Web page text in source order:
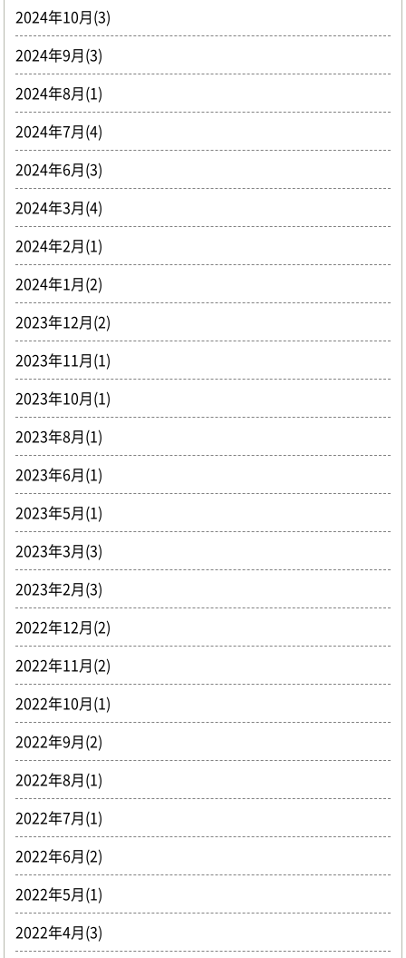
2024年10月(3)
2024年9月(3)
2024年8月(1)
2024年7月(4)
2024年6月(3)
2024年3月(4)
2024年2月(1)
2024年1月(2)
2023年12月(2)
2023年11月(1)
2023年10月(1)
2023年8月(1)
2023年6月(1)
2023年5月(1)
2023年3月(3)
2023年2月(3)
2022年12月(2)
2022年11月(2)
2022年10月(1)
2022年9月(2)
2022年8月(1)
2022年7月(1)
2022年6月(2)
2022年5月(1)
2022年4月(3)